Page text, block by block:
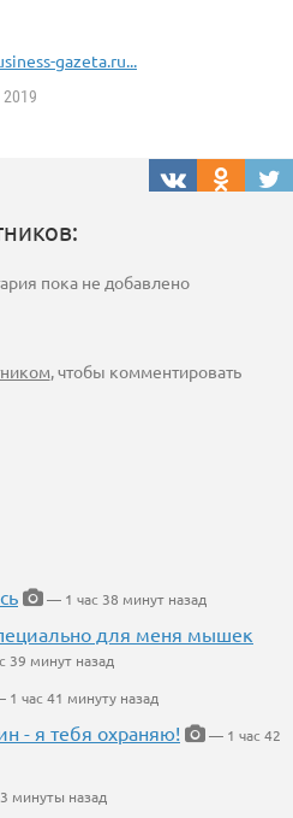
gazeta.ru...
пока не добавлено
, чтобы комментировать
— 1 час 38 минут назад
для меня мышек
39 минут назад
1 час 41 минуту назад
- я тебя охраняю!
— 1 час 42
минуты назад